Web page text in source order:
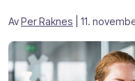
AvPer Raknes | 11.